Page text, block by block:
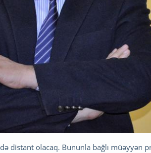
distant olacaq. Bununla bağlı müəyyən